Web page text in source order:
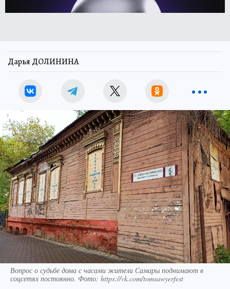
Дарья ДОЛИНИНА
Вопрос о судьбе дома с часами жители Самары поднимают в
соцсетях постоянно. Фото: https://vk.com/tomsawyerfest